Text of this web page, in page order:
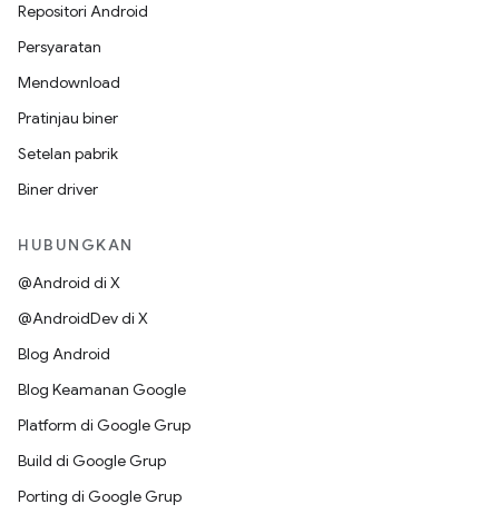
Repositori Android
Persyaratan
Mendownload
Pratinjau biner
Setelan pabrik
Biner driver
HUBUNGKAN
@Android di X
@AndroidDev di X
Blog Android
Blog Keamanan Google
Platform di Google Grup
Build di Google Grup
Porting di Google Grup